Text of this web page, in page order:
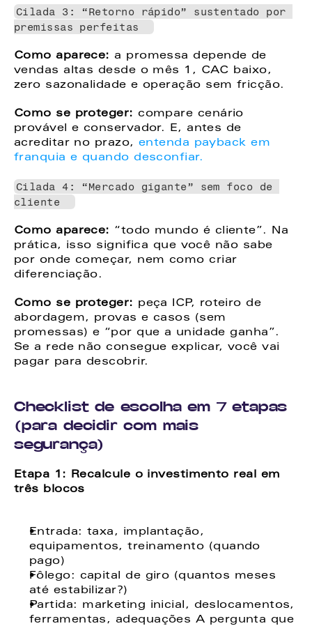
Cilada 3: “Retorno rápido” sustentado por
premissas perfeitas
Como aparece: a promessa depende de
vendas altas desde o mês 1, CAC baixo,
zero sazonalidade e operação sem fricção.
Como se proteger: compare cenário
provável e conservador. E, antes de
acreditar no prazo, entenda payback em
franquia e quando desconfiar.
Cilada 4: “Mercado gigante” sem foco de
cliente
Como aparece: “todo mundo é cliente”. Na
prática, isso significa que você não sabe
por onde começar, nem como criar
diferenciação.
Como se proteger: peça ICP, roteiro de
abordagem, provas e casos (sem
promessas) e “por que a unidade ganha”.
Se a rede não consegue explicar, você vai
pagar para descobrir.
Checklist de escolha em 7 etapas
(para decidir com mais
segurança)
Etapa 1: Recalcule o investimento real em
três blocos
Entrada: taxa, implantação,
equipamentos, treinamento (quando
pago)
Fôlego: capital de giro (quantos meses
até estabilizar?)
Partida: marketing inicial, deslocamentos,
ferramentas, adequações A pergunta que